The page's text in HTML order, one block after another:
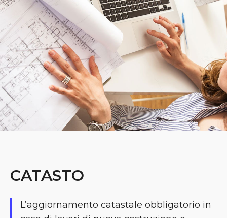
CATASTO
L’aggiornamento catastale obbligatorio in